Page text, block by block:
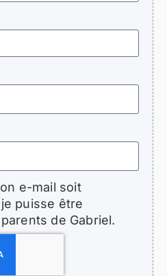
e-mail soit
puisse être
de Gabriel.